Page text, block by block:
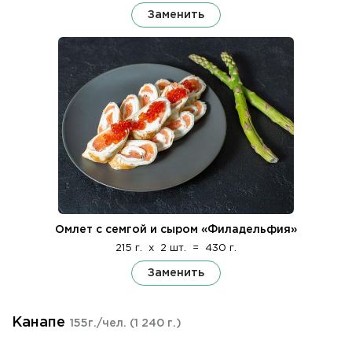
Заменить
Омлет с семгой и сыром «Филадельфия»
215 г. x 2 шт. = 430 г.
Заменить
Канапе 155г./чел. (1 240 г.)